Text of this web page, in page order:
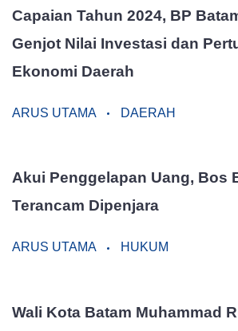
Capaian Tahun 2024, BP
Genjot Nilai Investasi dan
Ekonomi Daerah
ARUS UTAMA DAERAH
Akui Penggelapan Uang, Bos
Terancam Dipenjara
ARUS UTAMA HUKUM
Wali Kota Batam Muhammad